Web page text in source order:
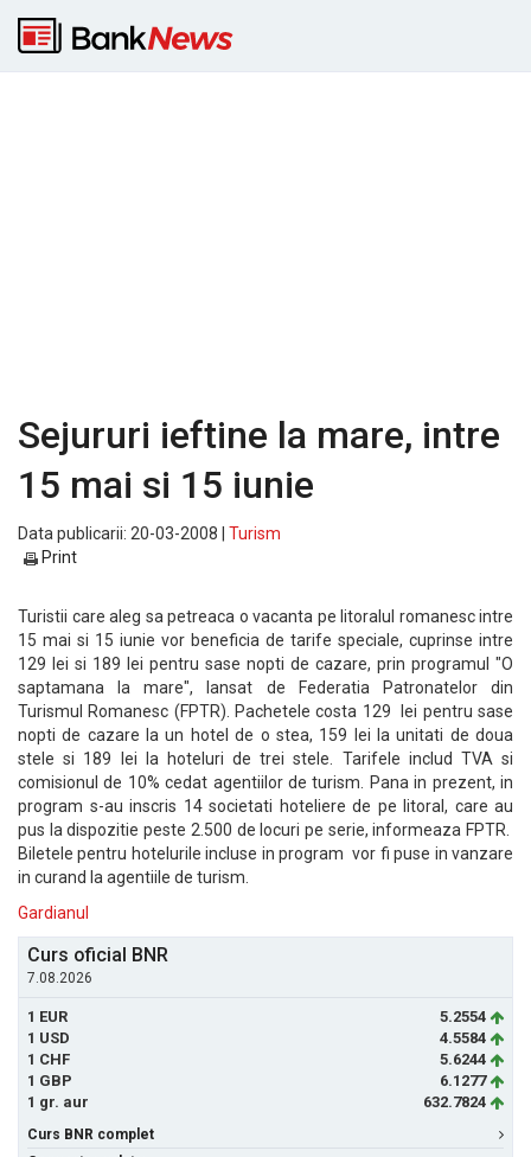
Sejururi ieftine la mare, intre
15 mai si 15 iunie
Data publicarii: 20-03-2008 | Turism
Print
Turistii care aleg sa petreaca o vacanta pe litoralul romanesc intre
15 mai si 15 iunie vor beneficia de tarife speciale, cuprinse intre
129 lei si 189 lei pentru sase nopti de cazare, prin programul "O
saptamana la mare", lansat de Federatia Patronatelor din
Turismul Romanesc (FPTR). Pachetele costa 129 lei pentru sase
nopti de cazare la un hotel de o stea, 159 lei la unitati de doua
stele si 189 lei la hoteluri de trei stele. Tarifele includ TVA si
comisionul de 10% cedat agentiilor de turism. Pana in prezent, in
program s-au inscris 14 societati hoteliere de pe litoral, care au
pus la dispozitie peste 2.500 de locuri pe serie, informeaza FPTR.
Biletele pentru hotelurile incluse in program vor fi puse in vanzare
in curand la agentiile de turism.
Gardianul
Curs oficial BNR
7.08.2026
1 EUR
5.2554
1 USD
4.5584
1 CHF
5.6244
1 GBP
6.1277
1 gr. aur
632.7824
Curs BNR complet